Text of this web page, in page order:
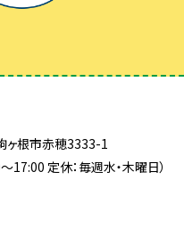
根市赤穂3333-1
定休：毎週水・木曜日）